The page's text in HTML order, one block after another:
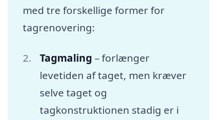
med tre forskellige former for
tagrenovering:
Tagmaling – forlænger
levetiden af taget, men kræver
selve taget og
tagkonstruktionen stadig er i